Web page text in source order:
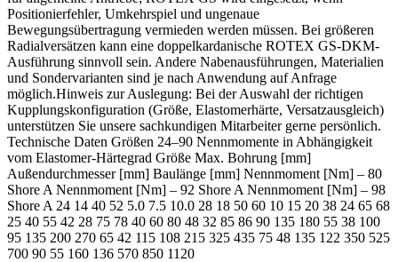
Positionierfehler, Umkehrspiel und ungenaue
Bewegungsübertragung vermieden werden müssen. Bei größeren
Radialversätzen kann eine doppelkardanische ROTEX GS-DKM-
Ausführung sinnvoll sein. Andere Nabenausführungen, Materialien
und Sondervarianten sind je nach Anwendung auf Anfrage
möglich.Hinweis zur Auslegung: Bei der Auswahl der richtigen
Kupplungskonfiguration (Größe, Elastomerhärte, Versatzausgleich)
unterstützen Sie unsere sachkundigen Mitarbeiter gerne persönlich.
Technische Daten Größen 24–90 Nennmomente in Abhängigkeit
vom Elastomer-Härtegrad Größe Max. Bohrung [mm]
Außendurchmesser [mm] Baulänge [mm] Nennmoment [Nm] – 80
Shore A Nennmoment [Nm] – 92 Shore A Nennmoment [Nm] – 98
Shore A 24 14 40 52 5.0 7.5 10.0 28 18 50 60 10 15 20 38 24 65 68
25 40 55 42 28 75 78 40 60 80 48 32 85 86 90 135 180 55 38 100
95 135 200 270 65 42 115 108 215 325 435 75 48 135 122 350 525
700 90 55 160 136 570 850 1120